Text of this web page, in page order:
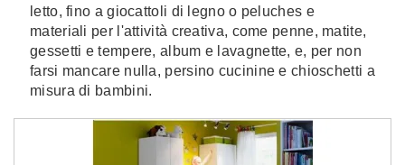
letto, fino a giocattoli di legno o peluches e
materiali per l'attività creativa, come penne, matite,
gessetti e tempere, album e lavagnette, e, per non
farsi mancare nulla, persino cucinine e chioschetti a
misura di bambini.